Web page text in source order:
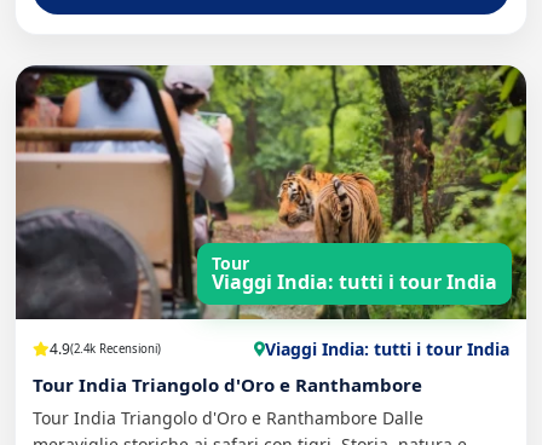
Tour
Viaggi India: tutti i tour India
4.9(2.4k Recensioni) Viaggi India: tutti i tour India
Tour India Triangolo d'Oro e Ranthambore
Tour India Triangolo d'Oro e Ranthambore Dalle